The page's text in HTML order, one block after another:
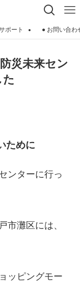
サポート ● お問い合わ
災未来セン
ために
ンターに行っ
市灘区には、
ッピングモー